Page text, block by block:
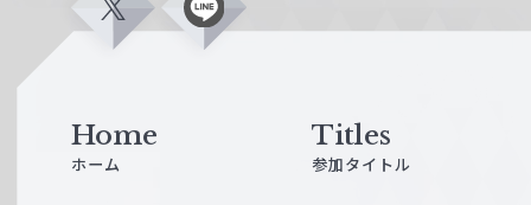
X L
Home
ホーム
Titles
参加タイトル